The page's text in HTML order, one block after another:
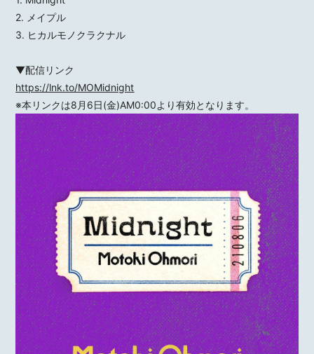
MOTOKI OHMORI
STAFF
VIDEO
DISCOGRAPHY
ACTOR
MAIL MAGAZINE
2. メイプル
3. ヒカルモノクラクナル
▼配信リンク
https://lnk.to/MOMidnight
※本リンクは8月6日(金)AM0:00より有効となります。